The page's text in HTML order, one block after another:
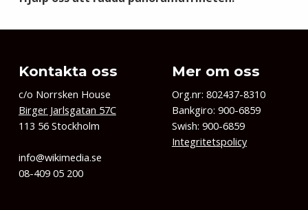
Kontakta oss
c/o Norrsken House
Birger Jarlsgatan 57C
113 56 Stockholm
info@wikimedia.se
08-409 05 200
Mer om oss
Org.nr: 802437-8310
Bankgiro: 900-6859
Swish: 900-6859
Integritetspolicy